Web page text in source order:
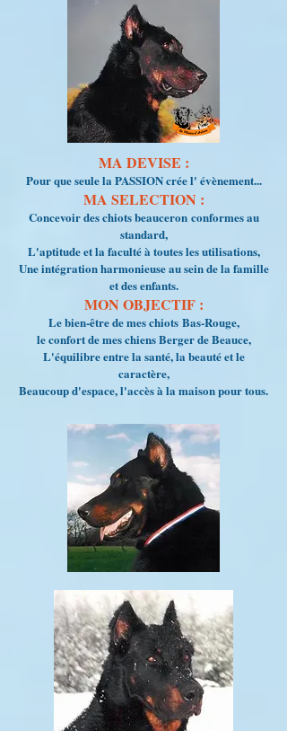
MA DEVISE :
Pour que seule la PASSION crée l' évènement...
MA SELECTION :
Concevoir des chiotsbeauceron conformes au
standard,
L'aptitude et la faculté à toutes les utilisations,
Une intégration harmonieuse au sein de la famille
et des enfants.
MON OBJECTIF :
Le bien-être de mes chiotsBas-Rouge,
le confort de mes chiens Berger de Beauce,
L'équilibre entre la santé, la beauté et le
caractère,
Beaucoup d'espace, l'accès à la maison pour tous.